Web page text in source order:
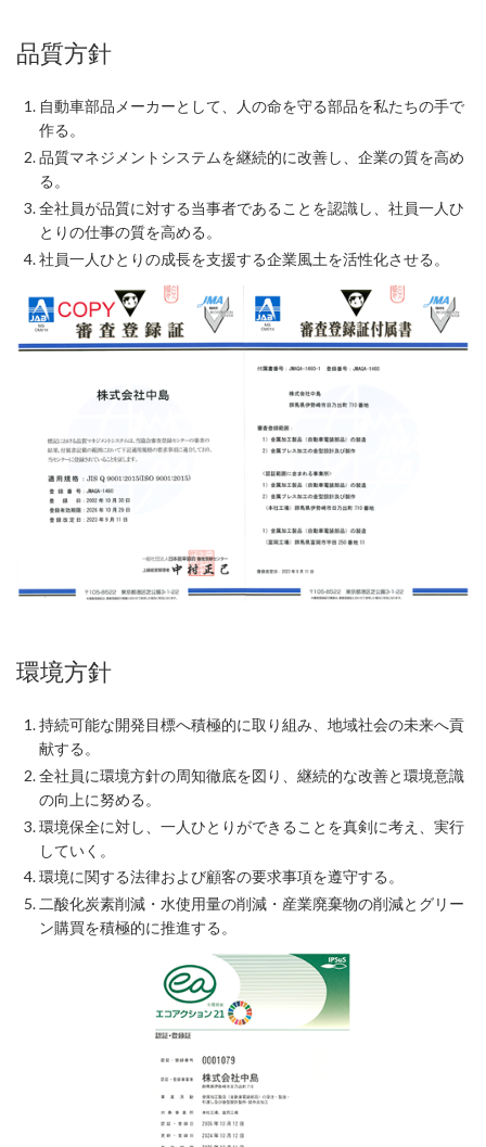
品質方針
自動車部品メーカーとして、人の命を守る部品を私たちの手で
作る。
品質マネジメントシステムを継続的に改善し、企業の質を高め
る。
全社員が品質に対する当事者であることを認識し、社員一人ひ
とりの仕事の質を高める。
社員一人ひとりの成長を支援する企業風土を活性化させる。
環境方針
持続可能な開発目標へ積極的に取り組み、地域社会の未来へ貢
献する。
全社員に環境方針の周知徹底を図り、継続的な改善と環境意識
の向上に努める。
環境保全に対し、一人ひとりができることを真剣に考え、実行
していく。
環境に関する法律および顧客の要求事項を遵守する。
二酸化炭素削減・水使用量の削減・産業廃棄物の削減とグリー
ン購買を積極的に推進する。